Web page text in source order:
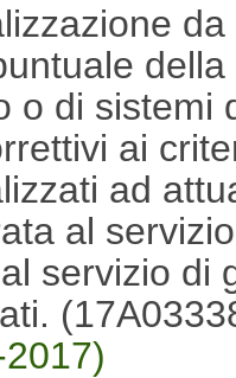
o di sistemi
ai
ad
al
servizio di